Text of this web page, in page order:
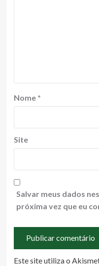
Nome *
Site
Salvar meus dados
próxima vez que eu
Este site utiliza o